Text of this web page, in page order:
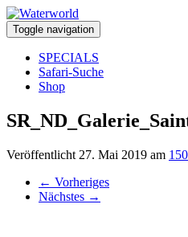
Toggle navigation
SPECIALS
Safari-Suche
Shop
Veröffentlicht 27. Mai 2019 am
← Vorheriges
Nächstes →